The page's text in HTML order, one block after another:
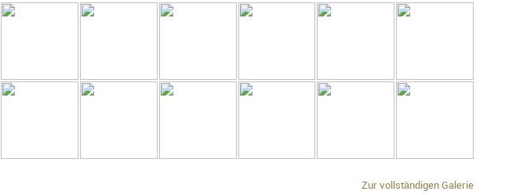
Zur vollständigen Galerie